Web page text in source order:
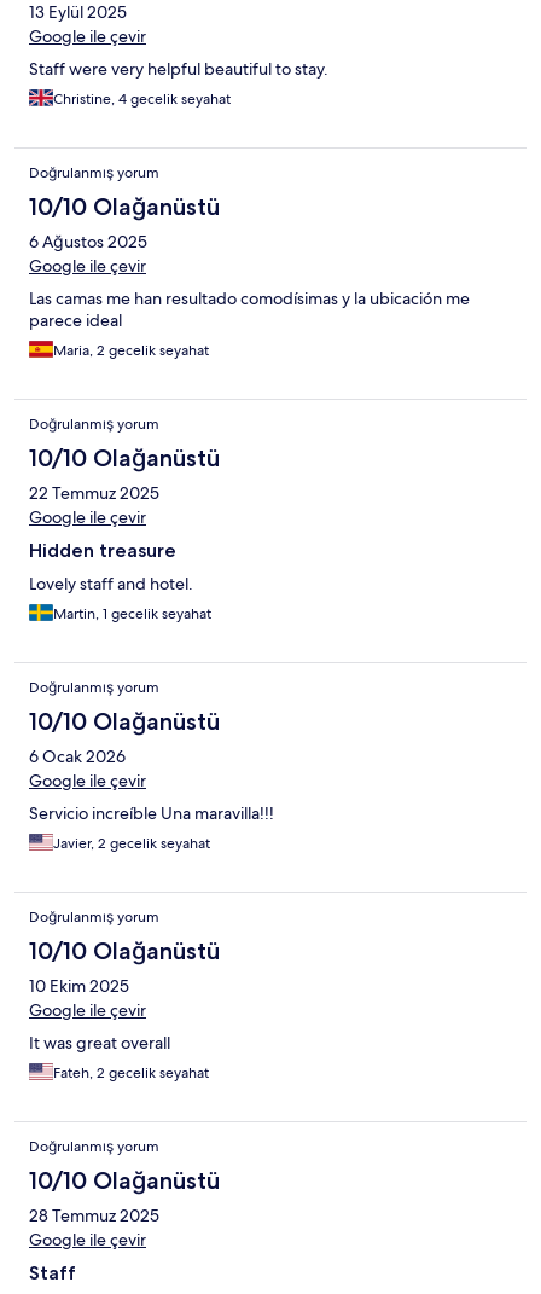
13 Eylül 2025
Google ile çevir
Staff were very helpful beautiful to stay.
Christine, 4 gecelik seyahat
Doğrulanmış yorum
10/10 Olağanüstü
6 Ağustos 2025
Google ile çevir
Las camas me han resultado comodísimas y la ubicación me
parece ideal
Maria, 2 gecelik seyahat
Doğrulanmış yorum
10/10 Olağanüstü
22 Temmuz 2025
Google ile çevir
Hidden treasure
Lovely staff and hotel.
Martin, 1 gecelik seyahat
Doğrulanmış yorum
10/10 Olağanüstü
6 Ocak 2026
Google ile çevir
Servicio increíble Una maravilla!!!
Javier, 2 gecelik seyahat
Doğrulanmış yorum
10/10 Olağanüstü
10 Ekim 2025
Google ile çevir
It was great overall
Fateh, 2 gecelik seyahat
Doğrulanmış yorum
10/10 Olağanüstü
28 Temmuz 2025
Google ile çevir
Staff